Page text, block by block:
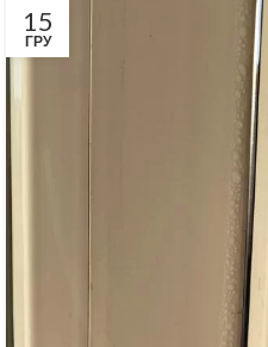
15
ГРУ